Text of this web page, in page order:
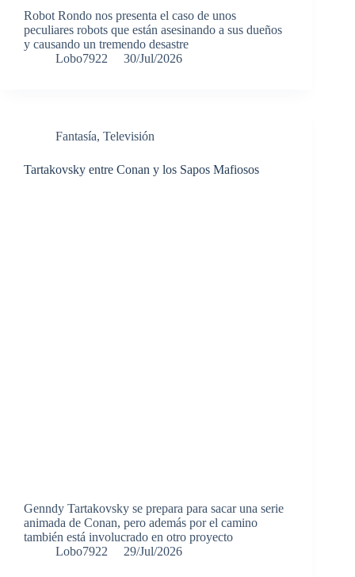
Robot Rondo nos presenta el caso de unos
peculiares robots que están asesinando a sus dueños
y causando un tremendo desastre
Lobo7922
30/Jul/2026
Fantasía, Televisión
Tartakovsky entre Conan y los Sapos Mafiosos
Genndy Tartakovsky se prepara para sacar una serie
animada de Conan, pero además por el camino
también está involucrado en otro proyecto
Lobo7922
29/Jul/2026